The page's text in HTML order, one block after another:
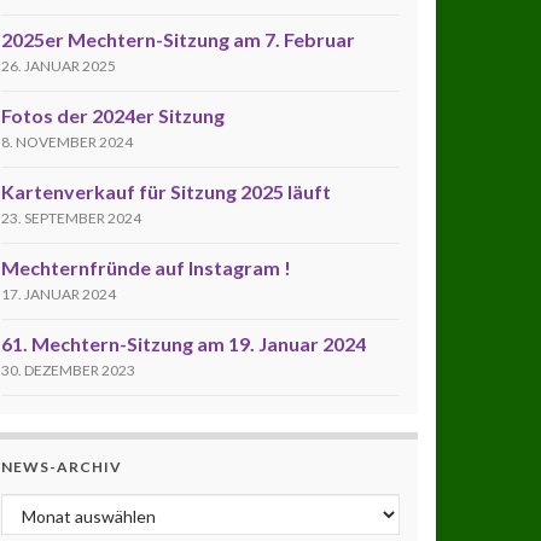
2025er Mechtern-Sitzung am 7. Februar
26. JANUAR 2025
Fotos der 2024er Sitzung
8. NOVEMBER 2024
Kartenverkauf für Sitzung 2025 läuft
23. SEPTEMBER 2024
Mechternfründe auf Instagram !
17. JANUAR 2024
61. Mechtern-Sitzung am 19. Januar 2024
30. DEZEMBER 2023
NEWS-ARCHIV
News-Archiv